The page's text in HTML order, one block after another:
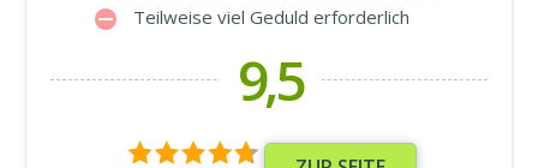
Teilweise viel Geduld erforderlich
9,5